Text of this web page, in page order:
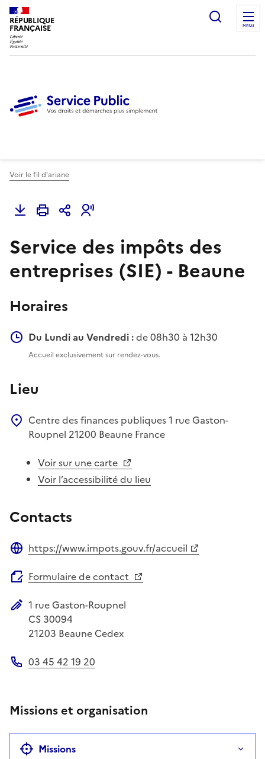
RÉPUBLIQUE
FRANÇAISE
Ouvrir
MENU
Voir le fil d'ariane
Service des impôts des
entreprises (SIE) - Beaune
Horaires
Du Lundi au Vendredi :de 08h30 à 12h30
Accueil exclusivement sur rendez-vous.
Lieu
Centre des finances publiques1 rue Gaston-
Roupnel 21200 Beaune France
Voir sur une carte
Voir l’accessibilité du lieu
Contacts
https://www.impots.gouv.fr/accueil
Formulaire de contact
Adresse postale
1 rue Gaston-Roupnel
CS 30094
21203 Beaune Cedex
03 45 42 19 20
Missions et organisation
Missions